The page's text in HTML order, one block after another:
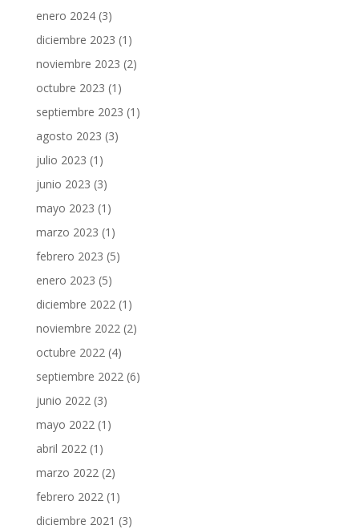
enero 2024(3)
diciembre 2023 (1)
noviembre 2023 (2)
octubre 2023 (1)
septiembre 2023 (1)
agosto 2023 (3)
julio 2023 (1)
junio 2023 (3)
mayo 2023 (1)
marzo 2023 (1)
febrero 2023 (5)
enero 2023 (5)
diciembre 2022(1)
noviembre 2022(2)
octubre 2022(4)
septiembre 2022(6)
junio 2022(3)
mayo 2022(1)
abril 2022(1)
marzo 2022(2)
febrero 2022(1)
diciembre 2021 (3)